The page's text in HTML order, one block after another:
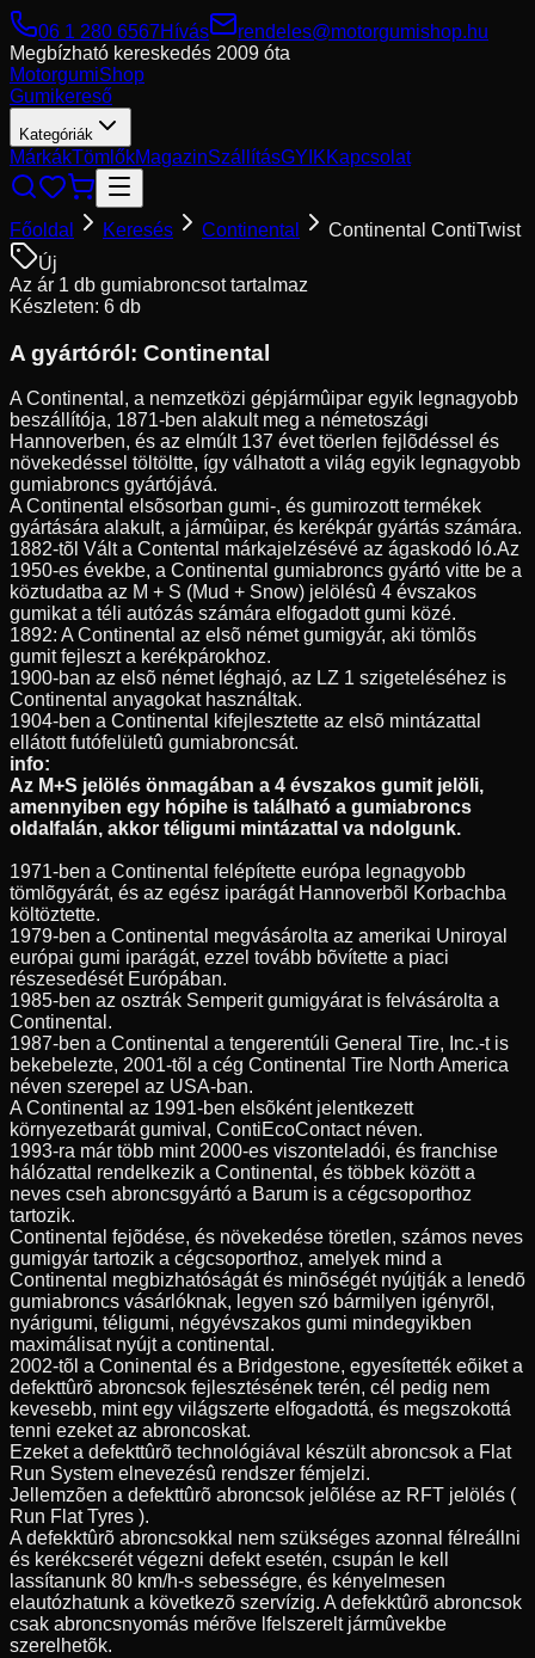
06 1 280 6567Hívás
rendeles@motorgumishop.hu
Megbízható kereskedés 2009 óta
MotorgumiShop
Gumikereső
Kategóriák
MárkákTömlőkMagazinSzállításGYIKKapcsolat
Főoldal Keresés Continental
Continental ContiTwist
Új
Az ár 1 db gumiabroncsot tartalmaz
Készleten: 6 db
A gyártóról: Continental
A Continental, a nemzetközi gépjármûipar egyik legnagyobb
beszállítója, 1871-ben alakult meg a németoszági
Hannoverben, és az elmúlt 137 évet töerlen fejlõdéssel és
növekedéssel töltöltte, így válhatott a világ egyik legnagyobb
gumiabroncs gyártójává.
A Continental elsõsorban gumi-, és gumirozott termékek
gyártására alakult, a jármûipar, és kerékpár gyártás számára.
1882-tõl Vált a Contental márkajelzésévé az ágaskodó ló.Az
1950-es évekbe, a Continental gumiabroncs gyártó vitte be a
köztudatba az M + S (Mud + Snow) jelölésû 4 évszakos
gumikat a téli autózás számára elfogadott gumi közé.
1892: A Continental az elsõ német gumigyár, aki tömlõs
gumit fejleszt a kerékpárokhoz.
1900-ban az elsõ német léghajó, az LZ 1 szigeteléséhez is
Continental anyagokat használtak.
1904-ben a Continental kifejlesztette az elsõ mintázattal
ellátott futófelületû gumiabroncsát.
info:
Az M+S jelölés önmagában a 4 évszakos gumit jelöli,
amennyiben egy hópihe is található a gumiabroncs
oldalfalán, akkor téligumi mintázattal va ndolgunk.
1971-ben a Continental felépítette európa legnagyobb
tömlõgyárát, és az egész iparágát Hannoverbõl Korbachba
költöztette.
1979-ben a Continental megvásárolta az amerikai Uniroyal
európai gumi iparágát, ezzel tovább bõvítette a piaci
részesedését Európában.
1985-ben az osztrák Semperit gumigyárat is felvásárolta a
Continental.
1987-ben a Continental a tengerentúli General Tire, Inc.-t is
bekebelezte, 2001-tõl a cég Continental Tire North America
néven szerepel az USA-ban.
A Continental az 1991-ben elsõként jelentkezett
környezetbarát gumival, ContiEcoContact néven.
1993-ra már több mint 2000-es viszonteladói, és franchise
hálózattal rendelkezik a Continental, és többek között a
neves cseh abroncsgyártó a Barum is a cégcsoporthoz
tartozik.
Continental fejõdése, és növekedése töretlen, számos neves
gumigyár tartozik a cégcsoporthoz, amelyek mind a
Continental megbizhatóságát és minõségét nyújtják a lenedõ
gumiabroncs vásárlóknak, legyen szó bármilyen igényrõl,
nyárigumi, téligumi, négyévszakos gumi mindegyikben
maximálisat nyújt a continental.
2002-tõl a Coninental és a Bridgestone, egyesítették eõiket a
defekttûrõ abroncsok fejlesztésének terén, cél pedig nem
kevesebb, mint egy világszerte elfogadottá, és megszokottá
tenni ezeket az abroncoskat.
Ezeket a defekttûrõ technológiával készült abroncsok a Flat
Run System elnevezésû rendszer fémjelzi.
Jellemzõen a defekttûrõ abroncsok jelõlése az RFT jelölés (
Run Flat Tyres ).
A defekktûrõ abroncsokkal nem szükséges azonnal félreállni
és kerékcserét végezni defekt esetén, csupán le kell
lassítanunk 80 km/h-s sebességre, és kényelmesen
elautózhatunk a következõ szervízig. A defekktûrõ abroncsok
csak abroncsnyomás mérõve lfelszerelt jármûvekbe
szerelhetõk.